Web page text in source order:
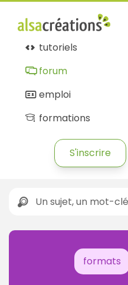
tutoriels
forum
emploi
formations
S'inscrire
formats